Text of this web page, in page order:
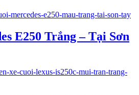
E250 Trắng – Tại Sơn